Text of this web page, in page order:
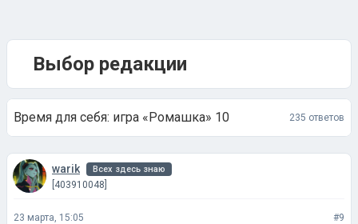
Выбор редакции
Время для себя: игра «Ромашка» 10 235 ответов
warik Всех здесь знаю
[403910048]
23 марта, 15:05 #9